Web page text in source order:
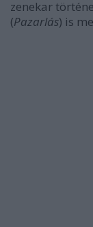
zenekar
(Pazarlás) is